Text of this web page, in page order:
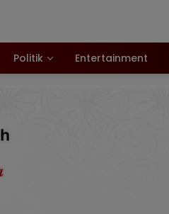
Politik Entertainment